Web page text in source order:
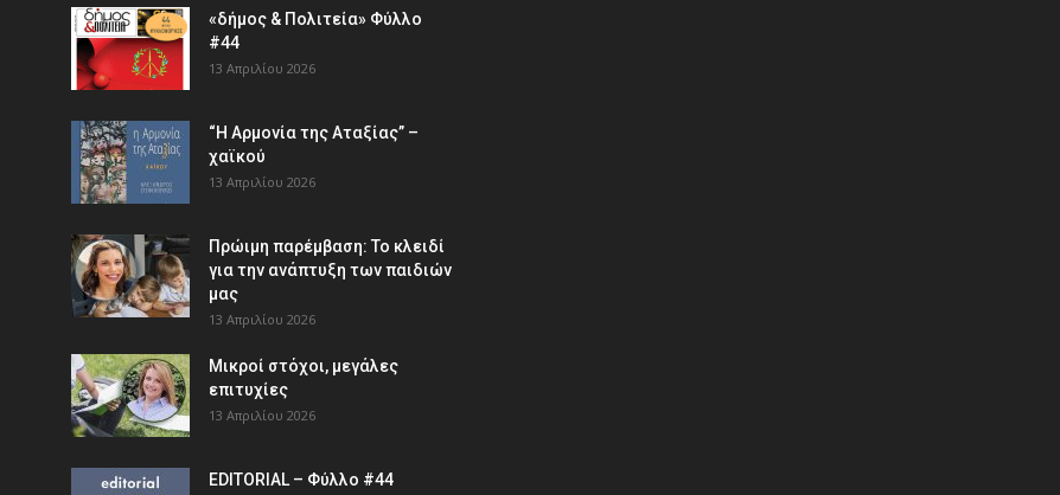
«δήμος & Πολιτεία» Φύλλο
#44
13 Απριλίου 2026
“Η Αρμονία της Αταξίας” –
χαϊκού
13 Απριλίου 2026
Πρώιμη παρέμβαση: Το κλειδί
για την ανάπτυξη των παιδιών
µας
13 Απριλίου 2026
Μικροί στόχοι, μεγάλες
επιτυχίες
13 Απριλίου 2026
EDITORIAL – Φύλλο #44